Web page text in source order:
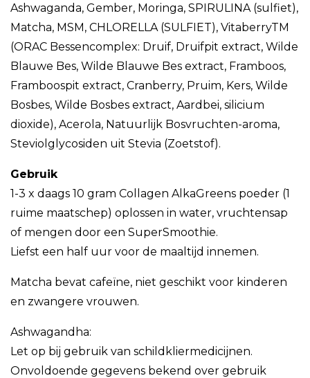
Ashwaganda, Gember, Moringa, SPIRULINA (sulfiet),
Matcha, MSM, CHLORELLA (SULFIET), VitaberryTM
(ORAC Bessencomplex: Druif, Druifpit extract, Wilde
Blauwe Bes, Wilde Blauwe Bes extract, Framboos,
Framboospit extract, Cranberry, Pruim, Kers, Wilde
Bosbes, Wilde Bosbes extract, Aardbei, silicium
dioxide), Acerola, Natuurlijk Bosvruchten-aroma,
Steviolglycosiden uit Stevia (Zoetstof).
Gebruik
1-3 x daags 10 gram Collagen AlkaGreens poeder (1
ruime maatschep) oplossen in water, vruchtensap
of mengen door een SuperSmoothie.
Liefst een half uur voor de maaltijd innemen.
Matcha bevat cafeïne, niet geschikt voor kinderen
en zwangere vrouwen.
Ashwagandha:
Let op bij gebruik van schildkliermedicijnen.
Onvoldoende gegevens bekend over gebruik